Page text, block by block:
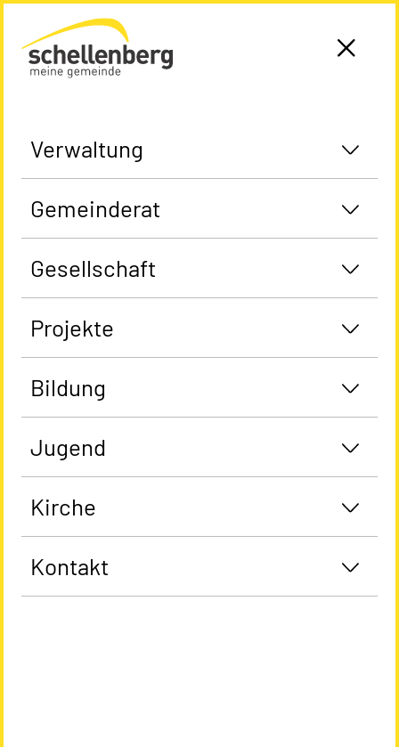
Gemeinde Schellenberg Startseite
Verwaltung
Gemeinderat
Gesellschaft
Projekte
Bildung
Jugend
Kirche
Kontakt